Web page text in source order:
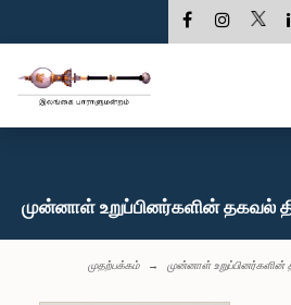
முன்னாள் உறுப்பினர்களின் தகவல்
முதற்பக்கம் முன்னாள் உறுப்பினர்களின்